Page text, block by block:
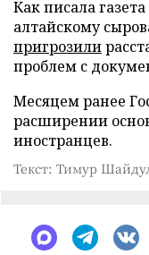
Как писала
алтайскому
пригрозили
проблем с
Месяцем ранее
расширении
иностранцев.
Текст: Тимур